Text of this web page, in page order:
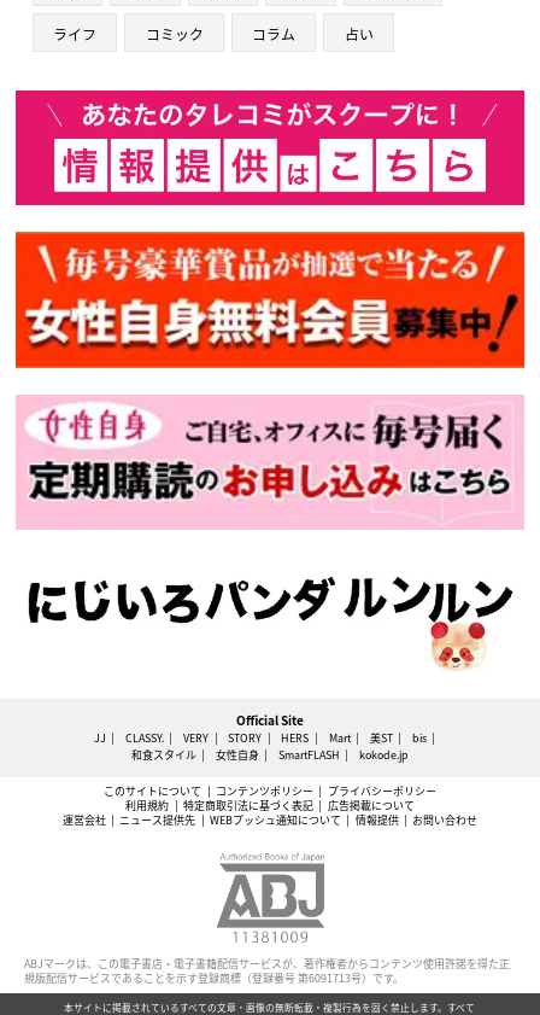
ライフ コミック コラム 占い
Official Site
JJ CLASSY. VERY STORY HERS Mart 美ST
bis
和食スタイル
女性自身 SmartFLASH kokode.jp
このサイトについて コンテンツポリシー
プライバシーポリシー
利用規約
特定商取引法に基づく表記
広告掲載について
運営会社
ニュース提供先 WEBプッシュ通知について 情報提供 お問い合わせ
ABJマークは、この電子書店・電子書籍配信サービスが、著作権者からコンテンツ使用許諾を得た正
規版配信サービスであることを示す登録商標（登録番号 第6091713号）です。
本サイトに掲載されているすべての文章・画像の無断転載・複製行為を固く禁止します。すべて